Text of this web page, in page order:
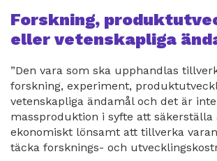
Forskning,
eller vetenskapliga
”Den vara som ska upphandlas
forskning, experiment,
vetenskapliga ändamål och det är
massproduktion i syfte att säkerställa
ekonomiskt lönsamt att tillverka
täcka forsknings- och